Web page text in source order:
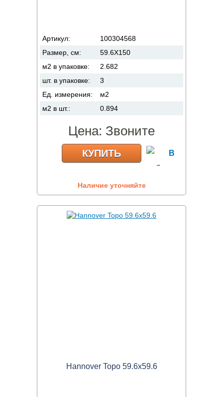
Артикул:
100304568
Размер, см:
59.6X150
м2 в упаковке:
2.682
шт. в упаковке:
3
Ед. измерения:
м2
м2 в шт.:
0.894
Цена: Звоните
КУПИТЬ
Наличие уточняйте
Hannover Topo 59.6x59.6